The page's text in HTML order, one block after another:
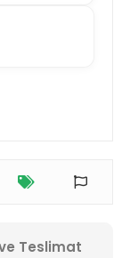
Teslimat